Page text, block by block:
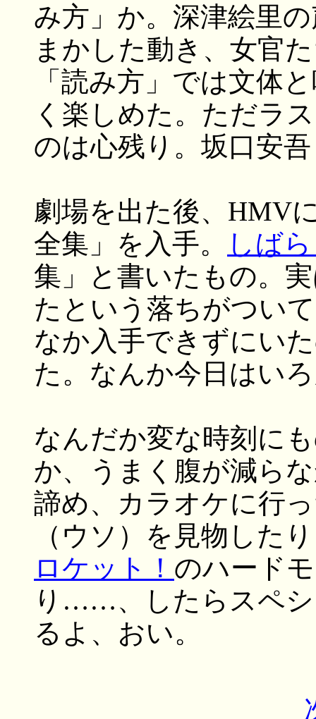
み方」か。深津絵里
まかした動き、女官
「読み方」では文体
く楽しめた。ただラ
のは心残り。坂口安
劇場を出た後、HMV
全集」を入手。
しば
集」と書いたもの。
たという落ちがつい
なか入手できずにい
た。なんか今日はい
なんだか変な時刻に
か、うまく腹が減ら
諦め、カラオケに行
（ウソ）を見物した
ロケット！ のハード
り……、したらスペシ
るよ、おい。